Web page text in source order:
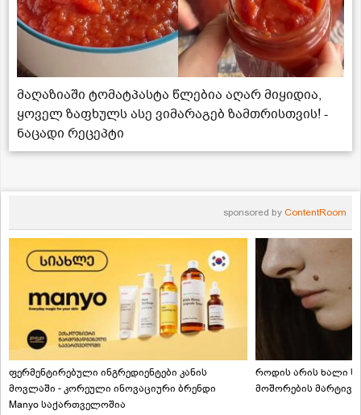
მაღაზიაში ტომატპასტა წლებია აღარ მიყიდია,
ყოველ ზაფხულს ასე ვიმარაგებ ზამთრისთვის! -
ნაცადი რეცეპტი
sponsored by ContentRoom
ფერმენტირებული ინგრედიენტები კანის
მოვლაში - კორეული ინოვაციური ბრენდი
Manyo საქართველოშია
როდის არის ხალი
მოშორების